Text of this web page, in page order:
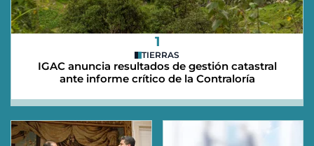
1
TIERRAS
IGAC anuncia resultados de gestión catastral
ante informe crítico de la Contraloría